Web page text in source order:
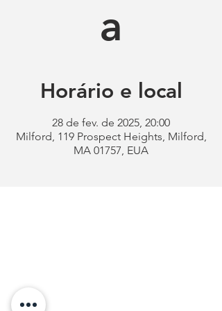
a
Horário e local
28 de fev. de 2025, 20:00
Milford, 119 Prospect Heights, Milford,
MA 01757, EUA
Português